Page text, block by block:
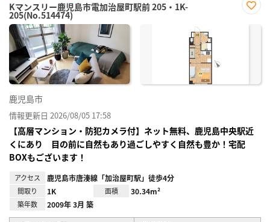
Kマンスリー鹿児島市電加治屋町駅前 205・1K-
205(No.514474)
に入
鹿児島市
情報更新日 2026/08/05 17:58
【高層マンション・防犯カメラ付】ネット無料、鹿児島中央駅近
くにあり 目の前に自然もあり過ごしやすく自然も豊か！宅配
BOXもございます！
アクセス 鹿児島市唐湊線「加治屋町駅」徒歩4分
間取り 1K 面積 30.34m²
築年数 2009年 3月 築